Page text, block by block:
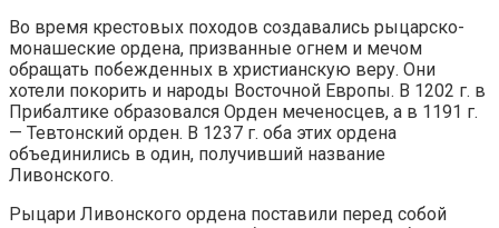
Во время крестовых походов создавались рыцарско-
монашеские ордена, призванные огнем и мечом
обращать побежденных в христианскую веру. Они
хотели покорить и народы Восточной Европы. В 1202 г. в
Прибалтике образовался Орден меченосцев, а в 1191 г.
— Тевтонский орден. В 1237 г. оба этих ордена
объединились в один, получивший название
Ливонского.
Рыцари Ливонского ордена поставили перед собой